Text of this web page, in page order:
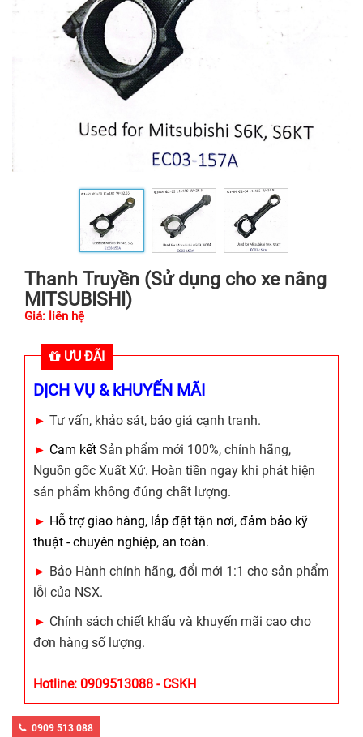
Thanh Truyền (Sử dụng cho xe nâng
MITSUBISHI)
Giá: liên hệ
ƯU ĐÃI
DỊCH VỤ & kHUYẾN MÃI
► Tư vấn, khảo sát, báo giá cạnh tranh.
► Cam kết Sản phẩm mới 100%, chính hãng,
Nguồn gốc Xuất Xứ. Hoàn tiền ngay khi phát hiện
sản phẩm không đúng chất lượng.
► Hỗ trợ giao hàng, lắp đặt tận nơi, đảm bảo kỹ
thuật - chuyên nghiệp, an toàn.
► Bảo Hành chính hãng, đổi mới 1:1 cho sản phẩm
lỗi của NSX.
► Chính sách chiết khấu và khuyến mãi cao cho
đơn hàng số lượng.
Hotline: 0909513088 - CSKH
0909 513 088